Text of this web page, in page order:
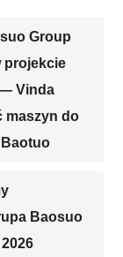
Group
projekcie
Vinda
maszyn do
Baosuo